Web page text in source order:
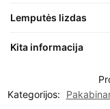
Lemputės lizdas
Kita informacija
Kategorijos: